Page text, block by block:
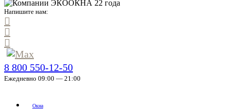
Напишите нам:
8 800 550-12-50
Ежедневно 09:00 — 21:00
Окна